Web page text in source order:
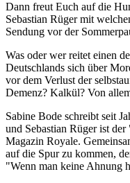
Dann freut Euch auf die
Sebastian Rüger mit
Sendung vor der
Was oder wer reitet einen
Deutschlands sich über
vor dem Verlust der
Demenz? Kalkül? Von
Sabine Bode schreibt seit
und Sebastian Rüger ist
Magazin Royale.
auf die Spur zu kommen,
"Wenn man keine Ahnung